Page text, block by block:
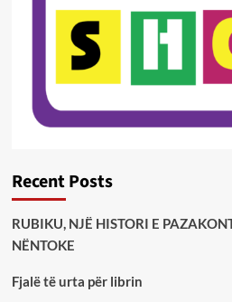
Recent Posts
RUBIKU, NJË HISTORI E
NËNTOKE
Fjalë të urta për librin